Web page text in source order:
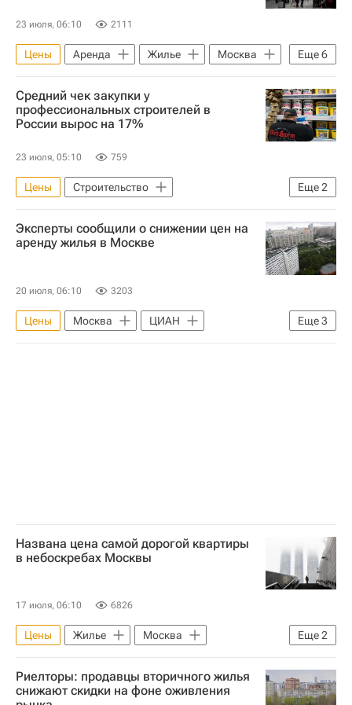
23 июля, 06:10 2111
Еще6
Цены Аренда Жилье
Москва
ЦИАН
Авито
Яндекс.Недвижимость
Миэль
Риелторы
Элитное жилье
Средний чек закупки у
профессиональных строителей в
России вырос на 17%
23 июля, 05:10 759
Еще2
Цены
Строительство
Стройматериалы
Россия
Эксперты сообщили о снижении цен на
аренду жилья в Москве
20 июля, 06:10 3203
Еще3
Цены Москва
ЦИАН
ИНКОМ-Недвижимость
Жилье
Названа цена самой дорогой квартиры
в небоскребах Москвы
17 июля, 06:10 6826
Еще2
Цены Жилье
Москва
Небоскребы
Элитное жилье
Риелторы: продавцы вторичного жилья
снижают скидки на фоне оживления